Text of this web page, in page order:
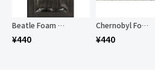
Beatle Foam Body
¥440
Chernobyl Foam Body
¥440